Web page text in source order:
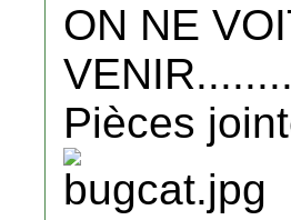
ON NE
Pièces